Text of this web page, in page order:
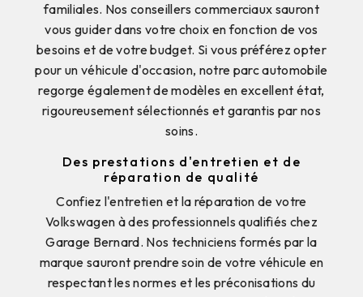
familiales. Nos conseillers commerciaux sauront
vous guider dans votre choix en fonction de vos
besoins et de votre budget. Si vous préférez opter
pour un véhicule d'occasion, notre parc automobile
regorge également de modèles en excellent état,
rigoureusement sélectionnés et garantis par nos
soins.
Des prestations d'entretien et de
réparation de qualité
Confiez l'entretien et la réparation de votre
Volkswagen à des professionnels qualifiés chez
Garage Bernard. Nos techniciens formés par la
marque sauront prendre soin de votre véhicule en
respectant les normes et les préconisations du